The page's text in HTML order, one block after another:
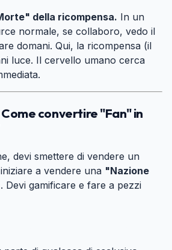
della ricompensa. In un
normale, se collaboro, vedo il
domani. Qui, la ricompensa (il
luce. Il cervello umano cerca
Come convertire "Fan" in
devi smettere di vendere un
a vendere una "Nazione
. Devi gamificare e fare a pezzi